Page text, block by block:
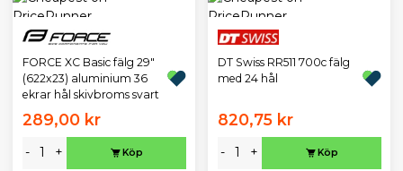
FORCE XC Basic fälg 29"
(622x23) aluminium 36
ekrar hål skivbroms svart
289,00 kr
- + Köp
DT Swiss RR511 700c fälg
med 24 hål
820,75 kr
- + Köp